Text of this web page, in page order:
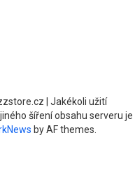
| Jakékoli užití
šíření obsahu serveru je
by AF themes.